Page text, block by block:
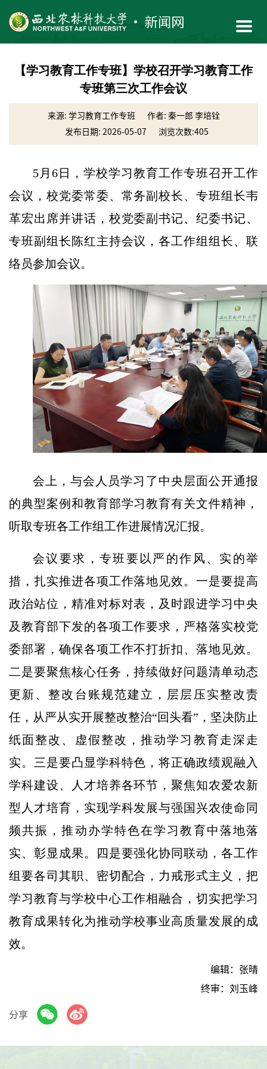
【学习教育工作专班】学校召开学习教育工作
专班第三次工作会议
来源: 学习教育工作专班
作者: 秦一郎 李培铨
发布日期: 2026-05-07
浏览次数:405
5月6日，学校学习教育工作专班召开工作
会议，校党委常委、常务副校长、专班组长韦
革宏出席并讲话，校党委副书记、纪委书记、
专班副组长陈红主持会议，各工作组组长、联
络员参加会议。
会上，与会人员学习了中央层面公开通报
的典型案例和教育部学习教育有关文件精神，
听取专班各工作组工作进展情况汇报。
会议要求，专班要以严的作风、实的举
措，扎实推进各项工作落地见效。一是要提高
政治站位，精准对标对表，及时跟进学习中央
及教育部下发的各项工作要求，严格落实校党
委部署，确保各项工作不打折扣、落地见效。
二是要聚焦核心任务，持续做好问题清单动态
更新、整改台账规范建立，层层压实整改责
任，从严从实开展整改整治“回头看”，坚决防止
纸面整改、虚假整改，推动学习教育走深走
实。三是要凸显学科特色，将正确政绩观融入
学科建设、人才培养各环节，聚焦知农爱农新
型人才培育，实现学科发展与强国兴农使命同
频共振，推动办学特色在学习教育中落地落
实、彰显成果。四是要强化协同联动，各工作
组要各司其职、密切配合，力戒形式主义，把
学习教育与学校中心工作相融合，切实把学习
教育成果转化为推动学校事业高质量发展的成
效。
编辑：张晴
终审：刘玉峰
分享